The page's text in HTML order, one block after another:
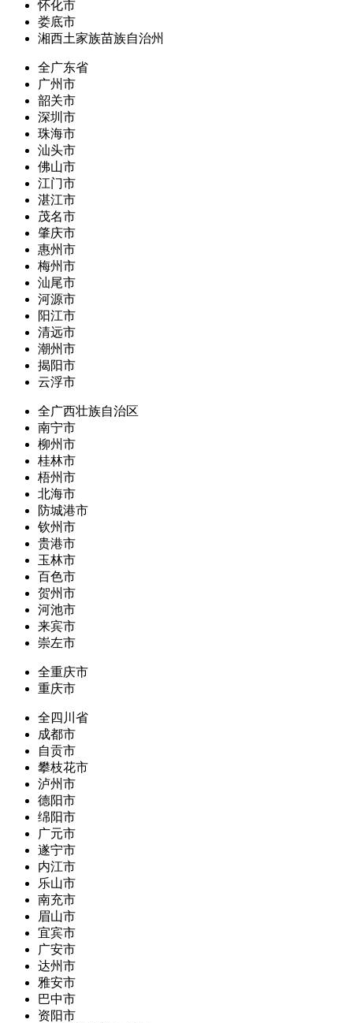
怀化市
娄底市
湘西土家族苗族自治州
全广东省
广州市
韶关市
深圳市
珠海市
汕头市
佛山市
江门市
湛江市
茂名市
肇庆市
惠州市
梅州市
汕尾市
河源市
阳江市
清远市
潮州市
揭阳市
云浮市
全广西壮族自治区
南宁市
柳州市
桂林市
梧州市
北海市
防城港市
钦州市
贵港市
玉林市
百色市
贺州市
河池市
来宾市
崇左市
全重庆市
重庆市
全四川省
成都市
自贡市
攀枝花市
泸州市
德阳市
绵阳市
广元市
遂宁市
内江市
乐山市
南充市
眉山市
宜宾市
广安市
达州市
雅安市
巴中市
资阳市